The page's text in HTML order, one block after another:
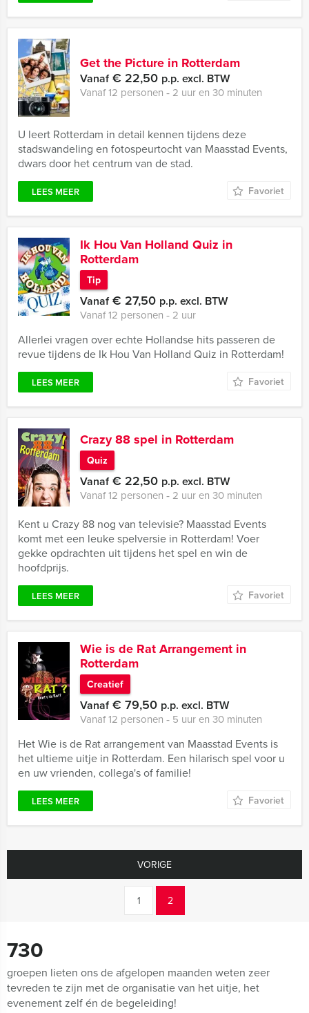
Get the Picture in Rotterdam
Vanaf€ 22,50 p.p. excl. BTW
Vanaf 12 personen ‐ 2 uur en 30 minuten
U leert Rotterdam in detail kennen tijdens deze
stadswandeling en fotospeurtocht van Maasstad Events,
dwars door het centrum van de stad.
LEES MEER Favoriet
Ik Hou Van Holland Quiz in
Rotterdam
Tip
Vanaf€ 27,50 p.p. excl. BTW
Vanaf 12 personen ‐ 2 uur
Allerlei vragen over echte Hollandse hits passeren de
revue tijdens de Ik Hou Van Holland Quiz in Rotterdam!
LEES MEER Favoriet
Crazy 88 spel in Rotterdam
Quiz
Vanaf€ 22,50 p.p. excl. BTW
Vanaf 12 personen ‐ 2 uur en 30 minuten
Kent u Crazy 88 nog van televisie? Maasstad Events
komt met een leuke spelversie in Rotterdam! Voer
gekke opdrachten uit tijdens het spel en win de
hoofdprijs.
LEES MEER Favoriet
Wie is de Rat Arrangement in
Rotterdam
Creatief
Vanaf€ 79,50 p.p. excl. BTW
Vanaf 12 personen ‐ 5 uur en 30 minuten
Het Wie is de Rat arrangement van Maasstad Events is
het ultieme uitje in Rotterdam. Een hilarisch spel voor u
en uw vrienden, collega's of familie!
LEES MEER Favoriet
VORIGE
1 2
730
groepen lieten ons de afgelopen maanden weten zeer
tevreden te zijn met de organisatie van het uitje, het
evenement zelf én de begeleiding!